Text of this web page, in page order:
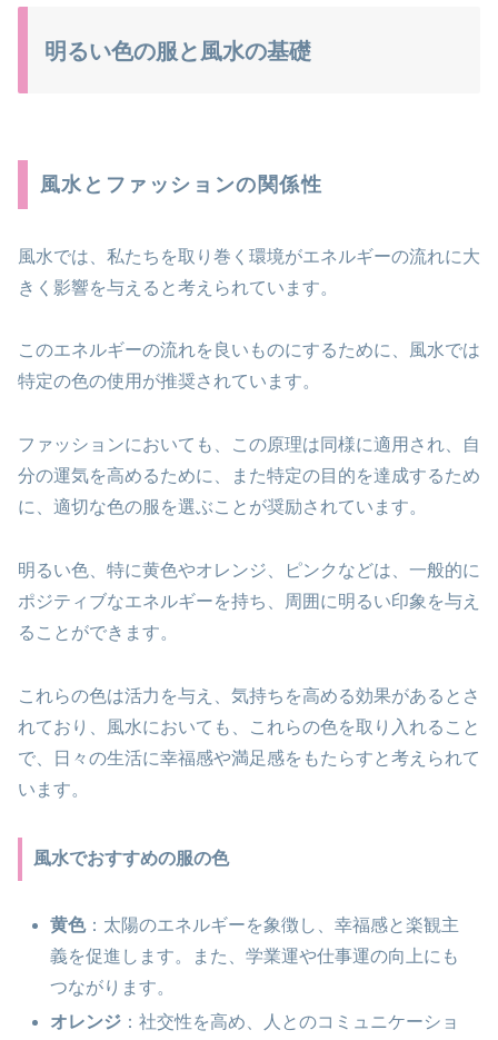
明るい色の服と風水の基礎
風水とファッションの関係性
風水では、私たちを取り巻く環境がエネルギーの流れに大
きく影響を与えると考えられています。
このエネルギーの流れを良いものにするために、風水では
特定の色の使用が推奨されています。
ファッションにおいても、この原理は同様に適用され、自
分の運気を高めるために、また特定の目的を達成するため
に、適切な色の服を選ぶことが奨励されています。
明るい色、特に黄色やオレンジ、ピンクなどは、一般的に
ポジティブなエネルギーを持ち、周囲に明るい印象を与え
ることができます。
これらの色は活力を与え、気持ちを高める効果があるとさ
れており、風水においても、これらの色を取り入れること
で、日々の生活に幸福感や満足感をもたらすと考えられて
います。
風水でおすすめの服の色
黄色：太陽のエネルギーを象徴し、幸福感と楽観主
義を促進します。また、学業運や仕事運の向上にも
つながります。
オレンジ ：社交性を高め、人とのコミュニケーショ